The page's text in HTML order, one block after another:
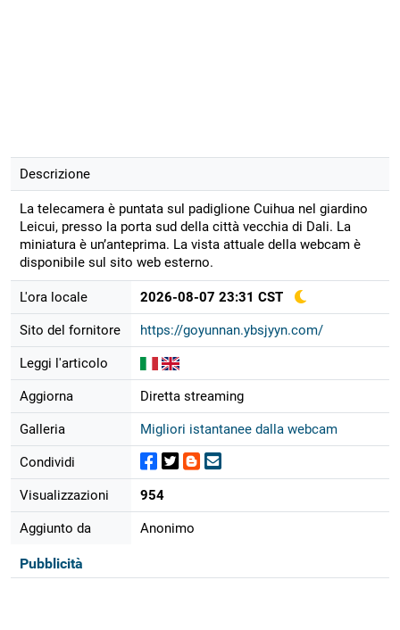
Descrizione
La telecamera è puntata sul padiglione Cuihua nel giardino
Leicui, presso la porta sud della città vecchia di Dali. La
miniatura è un’anteprima. La vista attuale della webcam è
disponibile sul sito web esterno.
L'ora locale 2026-08-07 23:31 CST
Sito del fornitore https://goyunnan.ybsjyyn.com/
Leggi l'articolo
Aggiorna Diretta streaming
Galleria Migliori istantanee dalla webcam
Condividi
Visualizzazioni 954
Aggiunto da Anonimo
Pubblicità